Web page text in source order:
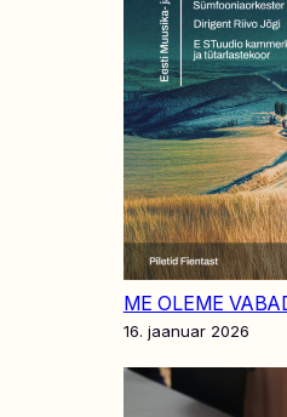
ME OLEME
16. jaanuar 2026